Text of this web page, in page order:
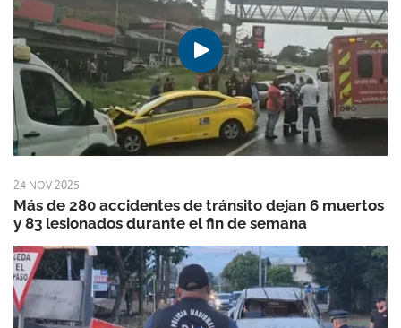
24 NOV 2025
Más de 280 accidentes de tránsito dejan 6 muertos
y 83 lesionados durante el fin de semana